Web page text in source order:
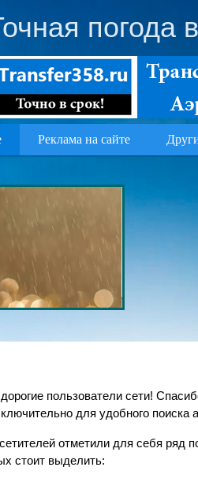
погода
Реклама на сайте
пользователи сети!
для удобного поиска
отметили для себя
стоит выделить: